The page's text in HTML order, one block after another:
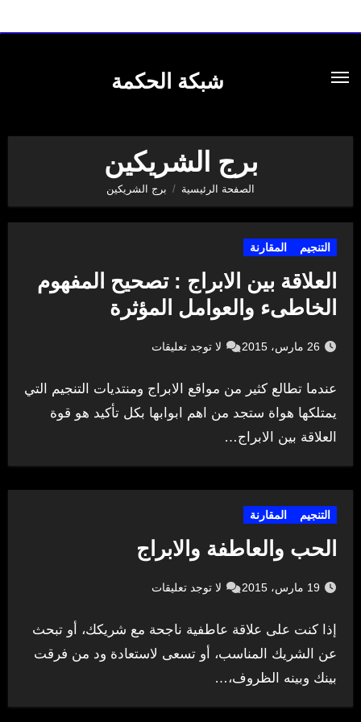
شبكة الحكمة
برج الشريكين
الصفحة الرئيسية برج الشريكين
التنجيم المقارنة
العلاقة بين الابراج : تصحيح المفهوم
الخاطىء والعوامل المؤثرة
26 مارس، 2015 لا توجد تعليقات
عندما تطالع كثير من مواقع الابراج ومنتديات التنجيم التي
يمتلكها هواة ستجد من اهم ابوابها بكل تأكيد هو قوة
العلاقة بين الابراج…
التنجيم المقارنة
الحب والعاطفة والابراج
19 مارس، 2015 لا توجد تعليقات
إذا كنت على علاقة عاطفية ناجحة مع شريكك، أو تبحث
عن الشريك المناسب، أو تسعى لاستعادة ود من فرقت
بينك وبينه الظروف،…